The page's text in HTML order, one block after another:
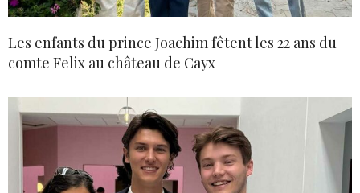
Les enfants du prince Joachim fêtent les 22 ans du
comte Felix au château de Cayx